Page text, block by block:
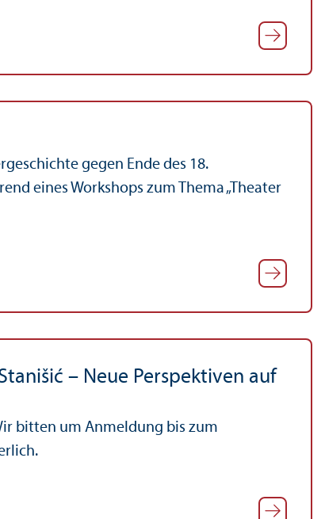
gegen Ende des 18.
eines Workshops zum Thema „Theater
– Neue Perspektiven auf
bitten um Anmeldung bis zum